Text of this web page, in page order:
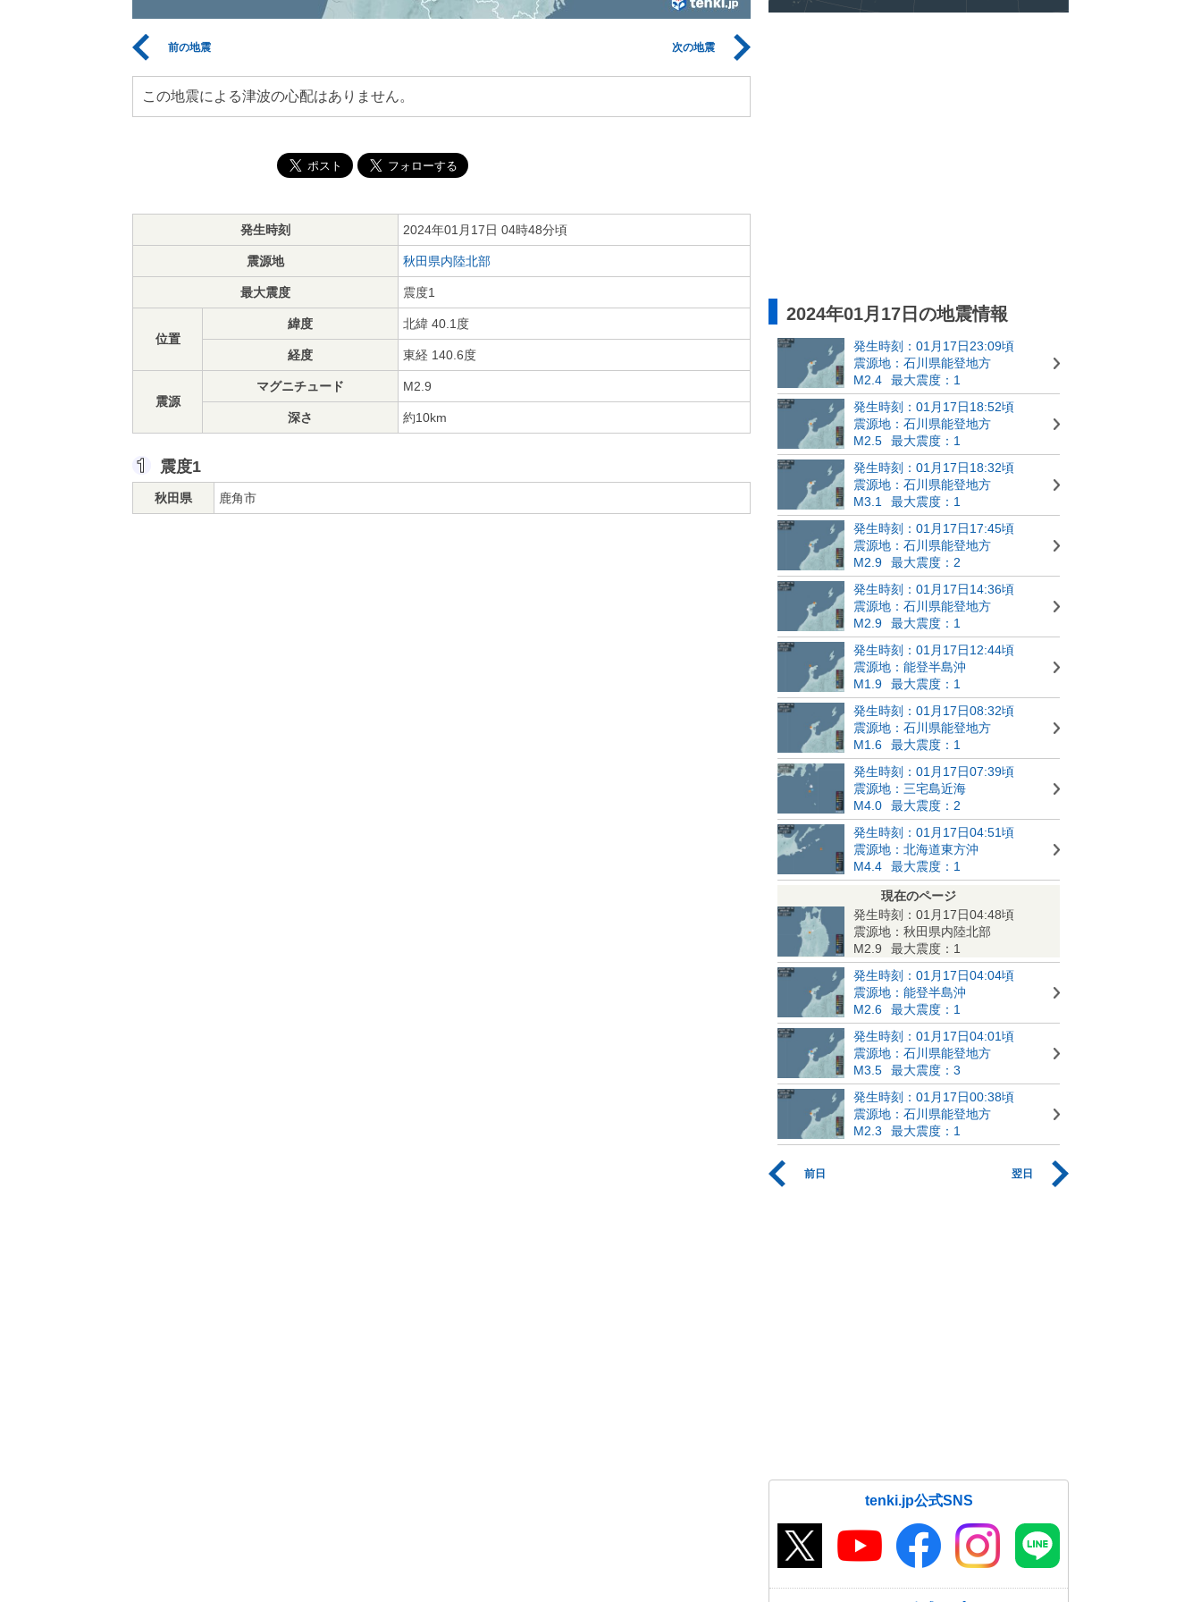
前の地震 次の地震
この地震による津波の心配はありません。
発生時刻 2024年01月17日 04時48分頃
震源地 秋田県内陸北部
最大震度 震度1
位置
緯度 北緯 40.1度
経度 東経 140.6度
震源
マグニチュード M2.9
深さ 約10km
震度1
秋田県 鹿角市
2024年01月17日の地震情報
発生時刻：01月17日23:09頃
震源地：石川県能登地方
M2.4
最大震度：1
発生時刻：01月17日18:52頃
震源地：石川県能登地方
M2.5
最大震度：1
発生時刻：01月17日18:32頃
震源地：石川県能登地方
M3.1
最大震度：1
発生時刻：01月17日17:45頃
震源地：石川県能登地方
M2.9
最大震度：2
発生時刻：01月17日14:36頃
震源地：石川県能登地方
M2.9
最大震度：1
発生時刻：01月17日12:44頃
震源地：能登半島沖
M1.9
最大震度：1
発生時刻：01月17日08:32頃
震源地：石川県能登地方
M1.6
最大震度：1
発生時刻：01月17日07:39頃
震源地：三宅島近海
M4.0
最大震度：2
発生時刻：01月17日04:51頃
震源地：北海道東方沖
M4.4
最大震度：1
現在のページ
発生時刻：01月17日04:48頃
震源地：秋田県内陸北部
M2.9
最大震度：1
発生時刻：01月17日04:04頃
震源地：能登半島沖
M2.6
最大震度：1
発生時刻：01月17日04:01頃
震源地：石川県能登地方
M3.5
最大震度：3
発生時刻：01月17日00:38頃
震源地：石川県能登地方
M2.3
最大震度：1
前日 翌日
tenki.jp公式SNS